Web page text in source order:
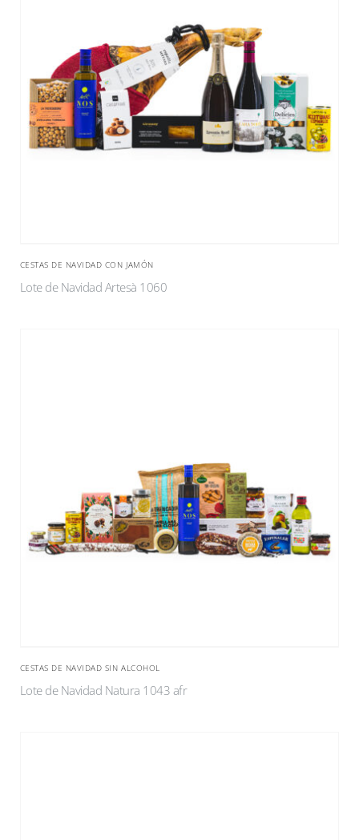
CESTAS DE NAVIDAD CON JAMÓN
Lote de Navidad Artesà 1060
CESTAS DE NAVIDAD SIN ALCOHOL
Lote de Navidad Natura 1043 afr